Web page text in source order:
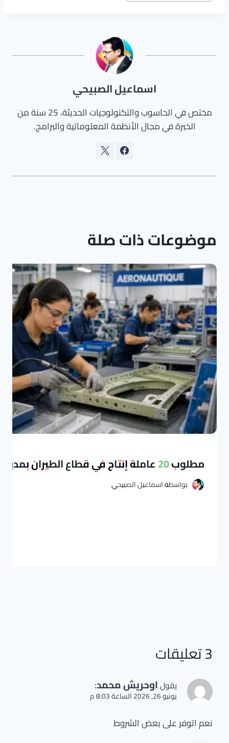
اسماعيل الصبيحي
مختص في الحاسوب والتكنولوجيات الحديثة، 25 سنة من
الخبرة في مجال الأنظمة المعلوماتية والبرامج.
موضوعات ذات صلة
مطلوب 20 عاملة إنتاج في قطاع الطيران بمدينة طنجة
بواسطةاسماعيل الصبيحي
3 تعليقات
يقولاوحريش محمد:
يونيو 26, 2026 الساعة 8:03 م
نعم اتوفر على بعض الشروط